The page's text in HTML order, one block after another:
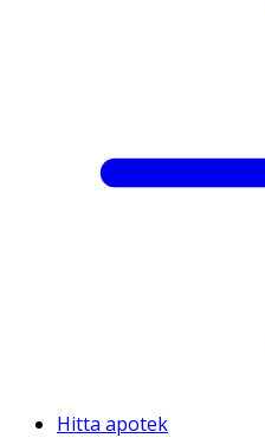
Hitta apotek